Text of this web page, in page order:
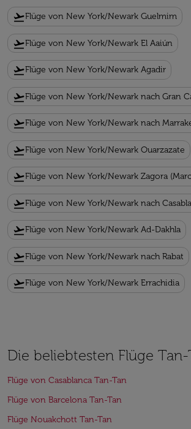
flight_takeoffFlüge von New York/Newark Guelmim
flight_takeoffFlüge von New York/Newark El Aaiún
flight_takeoffFlüge von New York/Newark Agadir
flight_takeoffFlüge von New York/Newark nach Gran
flight_takeoffFlüge von New York/Newark nach
flight_takeoffFlüge von New York/Newark Ouarzazate
flight_takeoffFlüge von New York/Newark Zagora
flight_takeoffFlüge von New York/Newark nach
flight_takeoffFlüge von New York/Newark Ad-Dakhla
flight_takeoffFlüge von New York/Newark nach Rabat
flight_takeoffFlüge von New York/Newark Errachidia
Die beliebtesten Flüge Tan-
Flüge von Casablanca Tan-Tan
Flüge von Barcelona Tan-Tan
Flüge Nouakchott Tan-Tan